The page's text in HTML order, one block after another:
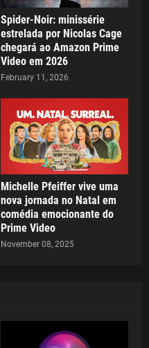
Spider-Noir: minissérie
estrelada por Nicolas Cage
chegará ao Amazon Prime
Video em 2026
February 11, 2026
Michelle Pfeiffer vive uma
nova jornada no Natal em
comédia emocionante do
Prime Video
November 08, 2025